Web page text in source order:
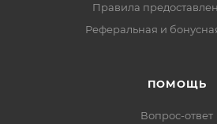
Правила
Реферальная и
ПОМОЩЬ
Вопрос-ответ